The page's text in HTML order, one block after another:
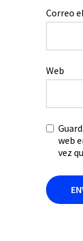
Correo
Web
web
vez